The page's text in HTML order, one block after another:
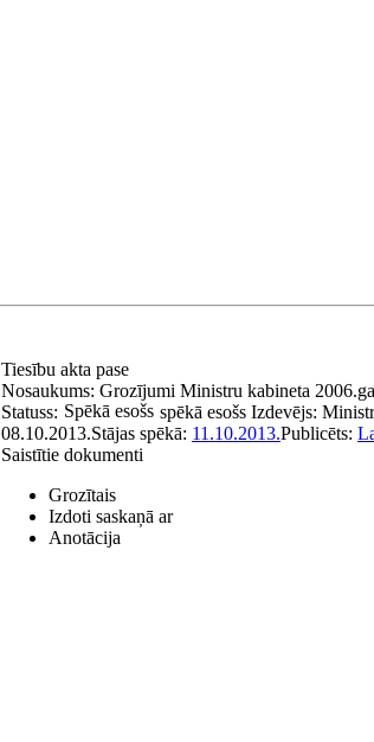
Tiesību akta pase
Nosaukums: Grozījumi Ministru kabineta
Statuss: Spēkā esošs spēkā esošs Izdevējs:
08.10.2013.Stājas spēkā: 11.10.2013.Publicēts:
Saistītie dokumenti
Grozītais
Izdoti saskaņā ar
Anotācija